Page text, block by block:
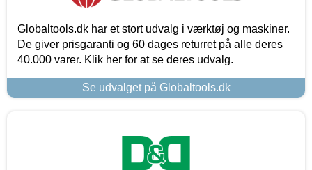
Globaltools.dk har et stort udvalg i værktøj og maskiner.
De giver prisgaranti og 60 dages returret på alle deres
40.000 varer. Klik her for at se deres udvalg.
Se udvalget på Globaltools.dk